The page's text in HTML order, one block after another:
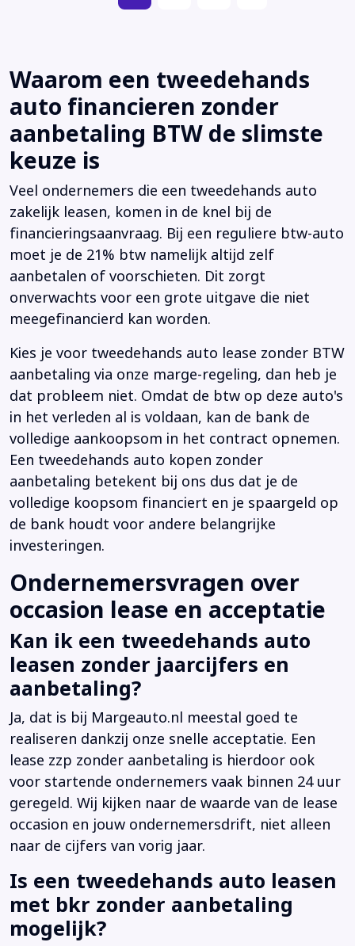
Waarom een tweedehands
auto financieren zonder
aanbetaling BTW de slimste
keuze is
Veel ondernemers die een tweedehands auto
zakelijk leasen, komen in de knel bij de
financieringsaanvraag. Bij een reguliere btw-auto
moet je de 21% btw namelijk altijd zelf
aanbetalen of voorschieten. Dit zorgt
onverwachts voor een grote uitgave die niet
meegefinancierd kan worden.
Kies je voor tweedehands auto lease zonder BTW
aanbetaling via onze marge-regeling, dan heb je
dat probleem niet. Omdat de btw op deze auto's
in het verleden al is voldaan, kan de bank de
volledige aankoopsom in het contract opnemen.
Een tweedehands auto kopen zonder
aanbetaling betekent bij ons dus dat je de
volledige koopsom financiert en je spaargeld op
de bank houdt voor andere belangrijke
investeringen.
Ondernemersvragen over
occasion lease en acceptatie
Kan ik een tweedehands auto
leasen zonder jaarcijfers en
aanbetaling?
Ja, dat is bij Margeauto.nl meestal goed te
realiseren dankzij onze snelle acceptatie. Een
lease zzp zonder aanbetaling is hierdoor ook
voor startende ondernemers vaak binnen 24 uur
geregeld. Wij kijken naar de waarde van de lease
occasion en jouw ondernemersdrift, niet alleen
naar de cijfers van vorig jaar.
Is een tweedehands auto leasen
met bkr zonder aanbetaling
mogelijk?